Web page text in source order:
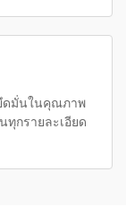
ดมั่นในคุณภาพ
กรายละเอียด